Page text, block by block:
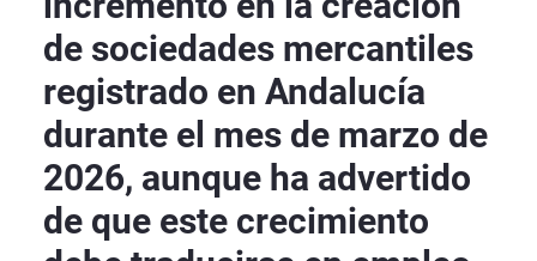
de sociedades mercantiles
registrado en Andalucía
durante el mes de marzo de
2026, aunque ha advertido
de que este crecimiento